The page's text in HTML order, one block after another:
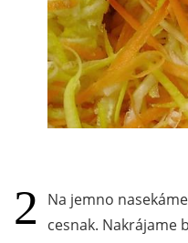
Na jemno
cesnak. Nakrájame